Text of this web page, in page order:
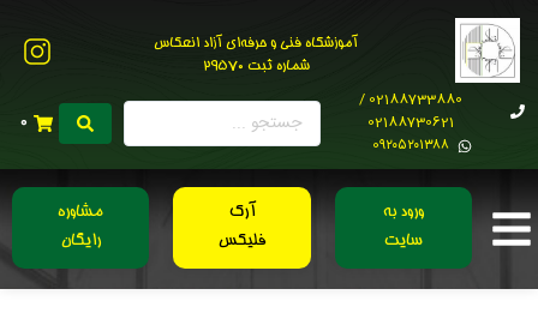
آموزشگاه فنی و حرفه‌ای آزاد انعکاس
شماره ثبت 29570
02188733880 /
02188730621
0۹۲۰۵۲۰۱۳۸۸
0
ورود به
سایت
آرک
فلیکس
مشاوره
رایگان